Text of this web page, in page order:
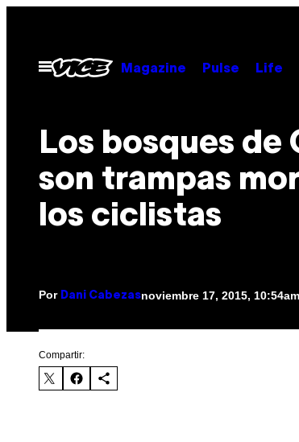
contenido
Abrir
Menú
Magazine Pulse Life
Los bosques de
son trampas
los ciclistas
Por Dani Cabezasnoviembre 17, 2015, 10:54am
Compartir: